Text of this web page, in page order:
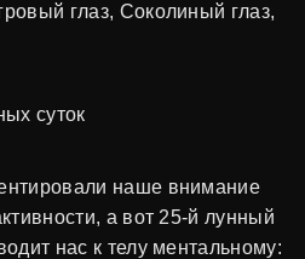
глаз, Соколиный глаз,
наше внимание
а вот 25-й лунный
нас к телу ментальному: